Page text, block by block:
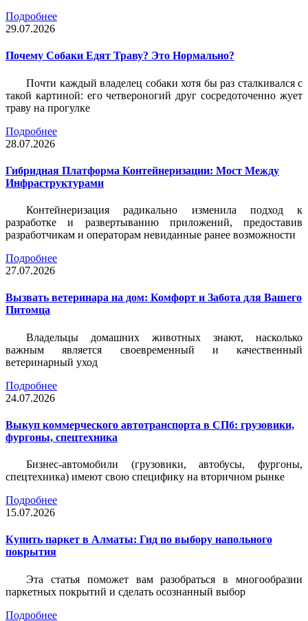
Подробнее
29.07.2026
Почему Собаки Едят Траву? Это Нормально?
Почти каждый владелец собаки хотя бы раз сталкивался с
такой картиной: его четвероногий друг сосредоточенно жует
траву на прогулке
Подробнее
28.07.2026
Гибридная Платформа Контейнеризации: Мост Между
Инфраструктурами
Контейнеризация радикально изменила подход к
разработке и развертыванию приложений, предоставив
разработчикам и операторам невиданные ранее возможности
Подробнее
27.07.2026
Вызвать ветеринара на дом: Комфорт и Забота для Вашего
Питомца
Владельцы домашних животных знают, насколько
важным является своевременный и качественный
ветеринарный уход
Подробнее
24.07.2026
Выкуп коммерческого автотранспорта в СПб: грузовики,
фургоны, спецтехника
Бизнес-автомобили (грузовики, автобусы, фургоны,
спецтехника) имеют свою специфику на вторичном рынке
Подробнее
15.07.2026
Купить паркет в Алматы: Гид по выбору напольного
покрытия
Эта статья поможет вам разобраться в многообразии
паркетных покрытий и сделать осознанный выбор
Подробнее